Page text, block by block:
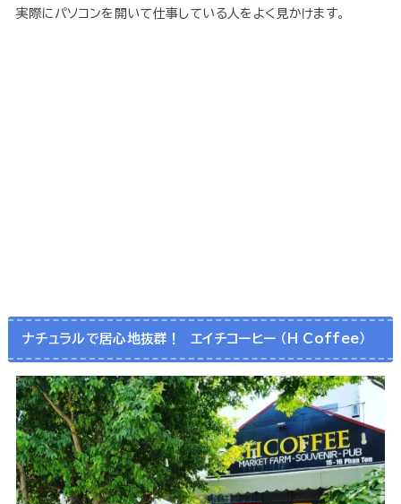
実際にパソコンを開いて仕事している人をよく見かけます。
ナチュラルで居心地抜群！ エイチコーヒー （H Coffee）